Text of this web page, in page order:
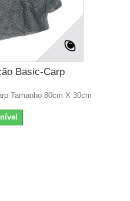
Basic-Carp
Tamanho 80cm X 30cm